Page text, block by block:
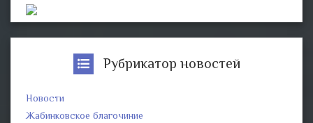
Рубрикатор новостей
Новости
Жабинковское благочиние